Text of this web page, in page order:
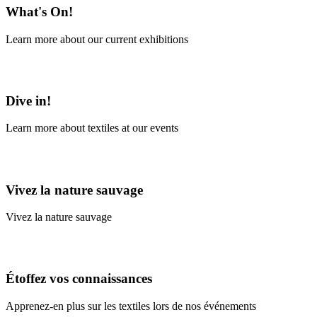
What's On!
Learn more about our current exhibitions
Dive in!
Learn more about textiles at our events
Vivez la nature sauvage
Vivez la nature sauvage
Étoffez vos connaissances
Apprenez-en plus sur les textiles lors de nos événements